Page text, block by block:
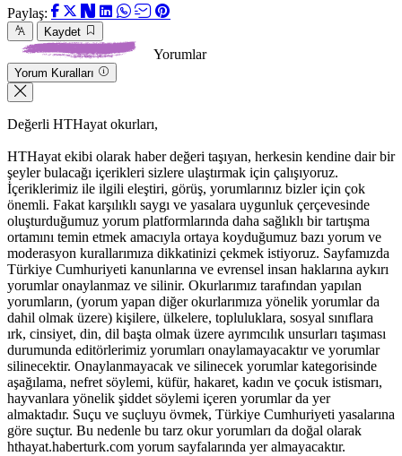
Paylaş:
Kaydet
Yorumlar
Yorum Kuralları
Değerli HTHayat okurları,
HTHayat ekibi olarak haber değeri taşıyan, herkesin kendine dair bir
şeyler bulacağı içerikleri sizlere ulaştırmak için çalışıyoruz.
İçeriklerimiz ile ilgili eleştiri, görüş, yorumlarınız bizler için çok
önemli. Fakat karşılıklı saygı ve yasalara uygunluk çerçevesinde
oluşturduğumuz yorum platformlarında daha sağlıklı bir tartışma
ortamını temin etmek amacıyla ortaya koyduğumuz bazı yorum ve
moderasyon kurallarımıza dikkatinizi çekmek istiyoruz. Sayfamızda
Türkiye Cumhuriyeti kanunlarına ve evrensel insan haklarına aykırı
yorumlar onaylanmaz ve silinir. Okurlarımız tarafından yapılan
yorumların, (yorum yapan diğer okurlarımıza yönelik yorumlar da
dahil olmak üzere) kişilere, ülkelere, topluluklara, sosyal sınıflara
ırk, cinsiyet, din, dil başta olmak üzere ayrımcılık unsurları taşıması
durumunda editörlerimiz yorumları onaylamayacaktır ve yorumlar
silinecektir. Onaylanmayacak ve silinecek yorumlar kategorisinde
aşağılama, nefret söylemi, küfür, hakaret, kadın ve çocuk istismarı,
hayvanlara yönelik şiddet söylemi içeren yorumlar da yer
almaktadır. Suçu ve suçluyu övmek, Türkiye Cumhuriyeti yasalarına
göre suçtur. Bu nedenle bu tarz okur yorumları da doğal olarak
hthayat.haberturk.com yorum sayfalarında yer almayacaktır.